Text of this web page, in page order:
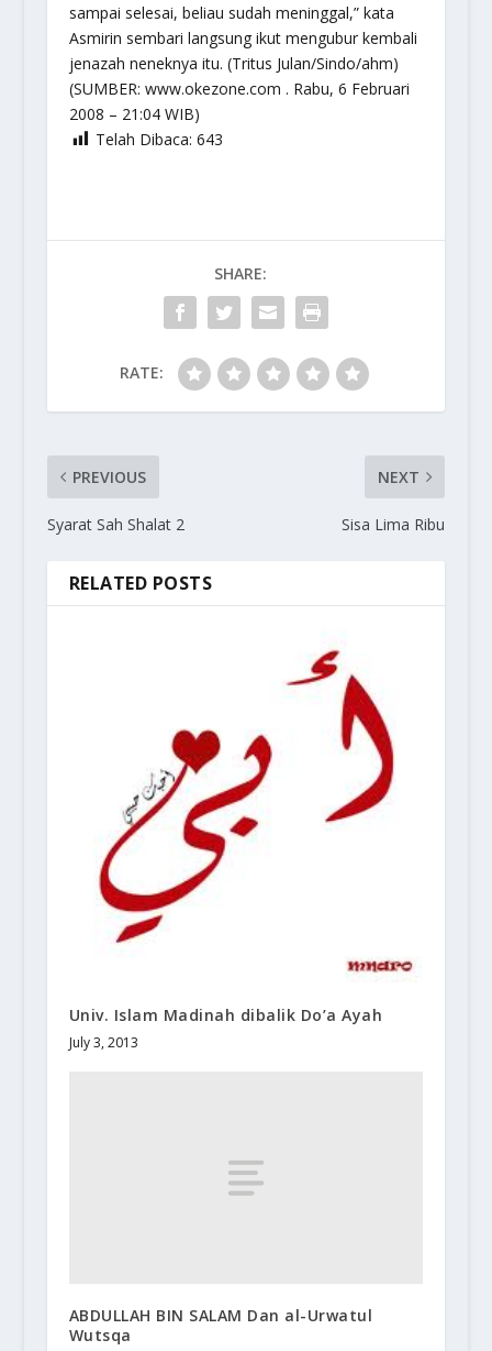
sampai selesai, beliau sudah meninggal,” kata
Asmirin sembari langsung ikut mengubur kembali
jenazah neneknya itu. (Tritus Julan/Sindo/ahm)
(SUMBER: www.okezone.com . Rabu, 6 Februari
2008 – 21:04 WIB)
Telah Dibaca: 643
SHARE:
RATE:
PREVIOUS
Syarat Sah Shalat 2
NEXT
Sisa Lima Ribu
RELATED POSTS
Univ. Islam Madinah dibalik Do’a Ayah
July 3, 2013
ABDULLAH BIN SALAM Dan al-Urwatul
Wutsqa